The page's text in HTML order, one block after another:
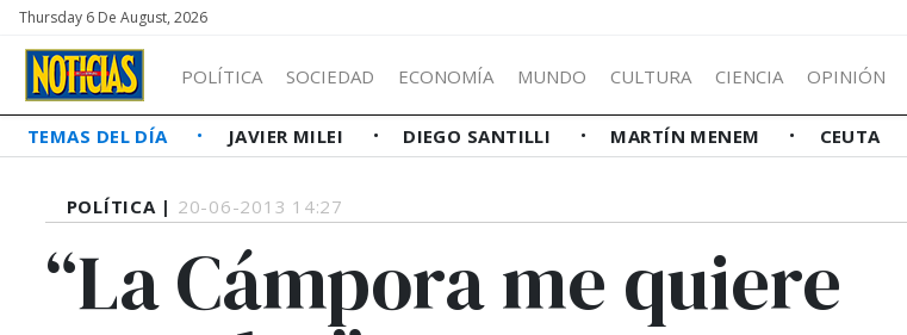
Thursday 6 De August, 2026
POLÍTICA SOCIEDAD ECONOMÍA MUNDO CULTURA CIENCIA OPINIÓN
TEMAS DEL DÍA JAVIER MILEI DIEGO SANTILLI MARTÍN MENEM CEUTA
POLÍTICA | 20-06-2013 14:27
“La Cámpora me quiere